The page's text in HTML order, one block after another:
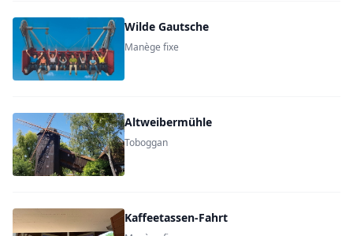
Wilde Gautsche
Manège fixe
Altweibermühle
Toboggan
Kaffeetassen-Fahrt